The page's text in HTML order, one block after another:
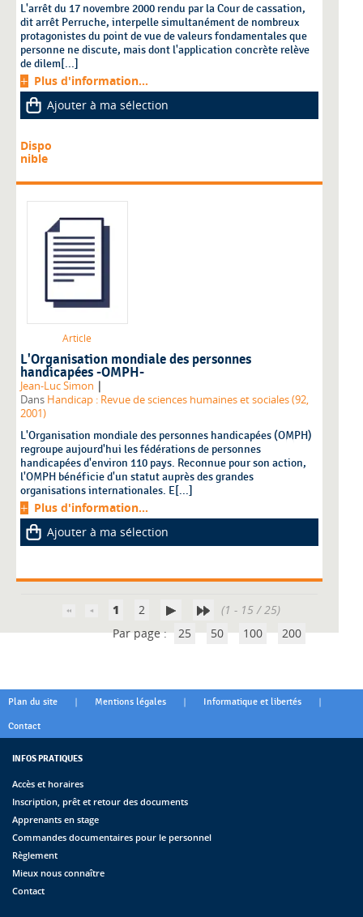
L'arrêt du 17 novembre 2000 rendu par la Cour de cassation,
dit arrêt Perruche, interpelle simultanément de nombreux
protagonistes du point de vue de valeurs fondamentales que
personne ne discute, mais dont l'application concrète relève
de dilem[...]
Plus d'information...
Ajouter à ma sélection
Dispo
nible
Article
L'Organisation mondiale des personnes
handicapées -OMPH-
Jean-Luc Simon |
Dans Handicap : Revue de sciences humaines et sociales (92,
2001)
L'Organisation mondiale des personnes handicapées (OMPH)
regroupe aujourd'hui les fédérations de personnes
handicapées d'environ 110 pays. Reconnue pour son action,
l'OMPH bénéficie d'un statut auprès des grandes
organisations internationales. E[...]
Plus d'information...
Ajouter à ma sélection
1 2
(1 - 15 / 25)
Par page : 25 50 100 200
Plan du site | Mentions légales | Informatique et libertés |
Contact
INFOS PRATIQUES
Accès et horaires
Inscription, prêt et retour des documents
Apprenants en stage
Commandes documentaires pour le personnel
Règlement
Mieux nous connaître
Contact